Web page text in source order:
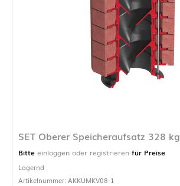
SET Oberer Speicheraufsatz 328 kg
Bitte einloggen oder registrieren für Preise
Lagernd
Artikelnummer: AKKUMKV08-1